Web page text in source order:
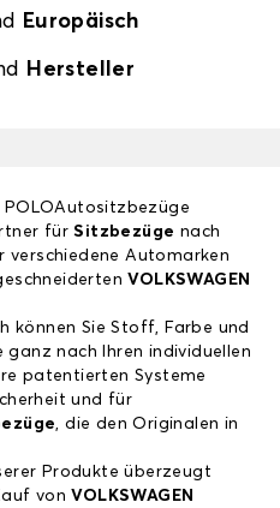
Europäisch
Hersteller
POLOAutositzbezüge
fürSitzbezüge nach
verschiedene Automarken
VOLKSWAGEN
können Sie Stoff, Farbe und
nach Ihren individuellen
patentierten Systeme
und für
, die den Originalen in
Produkte überzeugt
vonVOLKSWAGEN